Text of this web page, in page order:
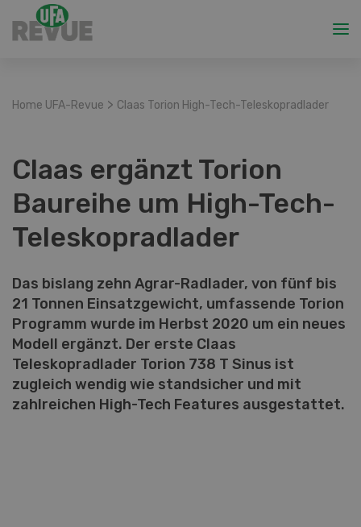
Home UFA-Revue > Claas Torion High-Tech-Teleskopradlader
Claas ergänzt Torion
Baureihe um High-Tech-
Teleskopradlader
Das bislang zehn Agrar-Radlader, von fünf bis
21 Tonnen Einsatzgewicht, umfassende Torion
Programm wurde im Herbst 2020 um ein neues
Modell ergänzt. Der erste Claas
Teleskopradlader Torion 738 T Sinus ist
zugleich wendig wie standsicher und mit
zahlreichen High-Tech Features ausgestattet.